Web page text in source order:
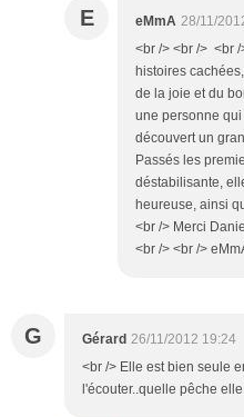
E eMmA 28/11/
<br /> <br /> <br
histoires
de la joie et du
une personne
découvert un
Passés les
déstabilisante,
heureuse, ainsi
<br /> Merci
<br /> <br />
G Gérard 26/11/2012 19:24
<br /> Elle est bien seule
l'écouter..quelle pêche